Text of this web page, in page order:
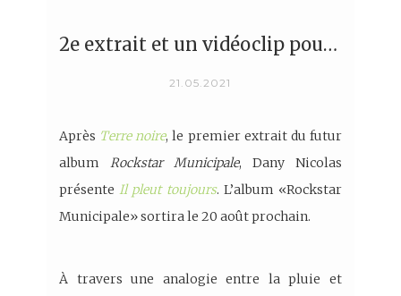
2e extrait et un vidéoclip pour Dany Nicolas
21.05.2021
Après Terre noire, le premier extrait du futur
albumRockstar Municipale, Dany Nicolas
présenteIl pleut toujours. L’album «Rockstar
Municipale» sortira le 20 août prochain.
À travers une analogie entre la pluie et